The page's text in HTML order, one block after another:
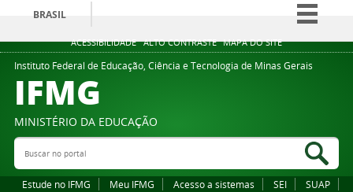
ACESSIBILIDADE ALTO CONTRASTE MAPA DO SITE
BRASIL
Simplifique!
Comunica BR
Legislação
Instituto Federal de Educação, Ciência e Tecnologia de Minas Gerais
IFMG
MINISTÉRIO DA EDUCAÇÃO
Buscar no portal
Estude no IFMG Meu IFMG Acesso a sistemas SEI
SUAP